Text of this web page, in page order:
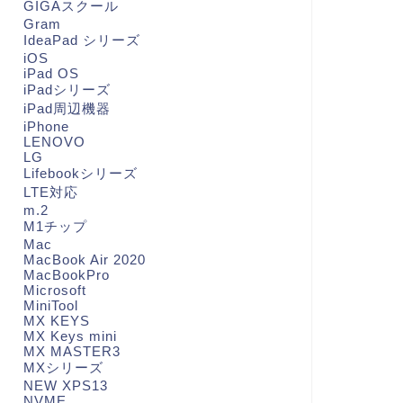
GIGAスクール
Gram
IdeaPad シリーズ
iOS
iPad OS
iPadシリーズ
iPad周辺機器
iPhone
LENOVO
LG
Lifebookシリーズ
LTE対応
m.2
M1チップ
Mac
MacBook Air 2020
MacBookPro
Microsoft
MiniTool
MX KEYS
MX Keys mini
MX MASTER3
MXシリーズ
NEW XPS13